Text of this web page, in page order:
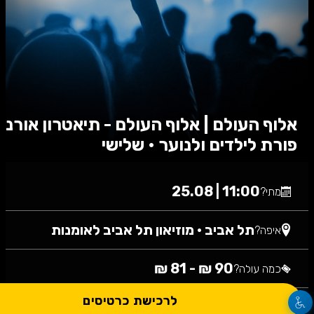
אלוף העולם | אלוף העולם - תיאטרון
פורת לילדים ולנוער • שלישי
מתי?11:00 | 25.08
איפה?תל אביב • מוזיאון תל אביב לאומנות
כמה עולה?90 ₪ - 81 ₪
לרכישת כרטיסים